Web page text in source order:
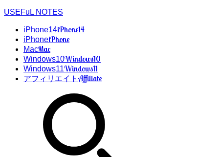
USEFuL NOTES
iPhone14iPhone14
iPhoneiPhone
MacMac
Windows10Windows10
Windows11Windows11
アフィリエイトAffiliate